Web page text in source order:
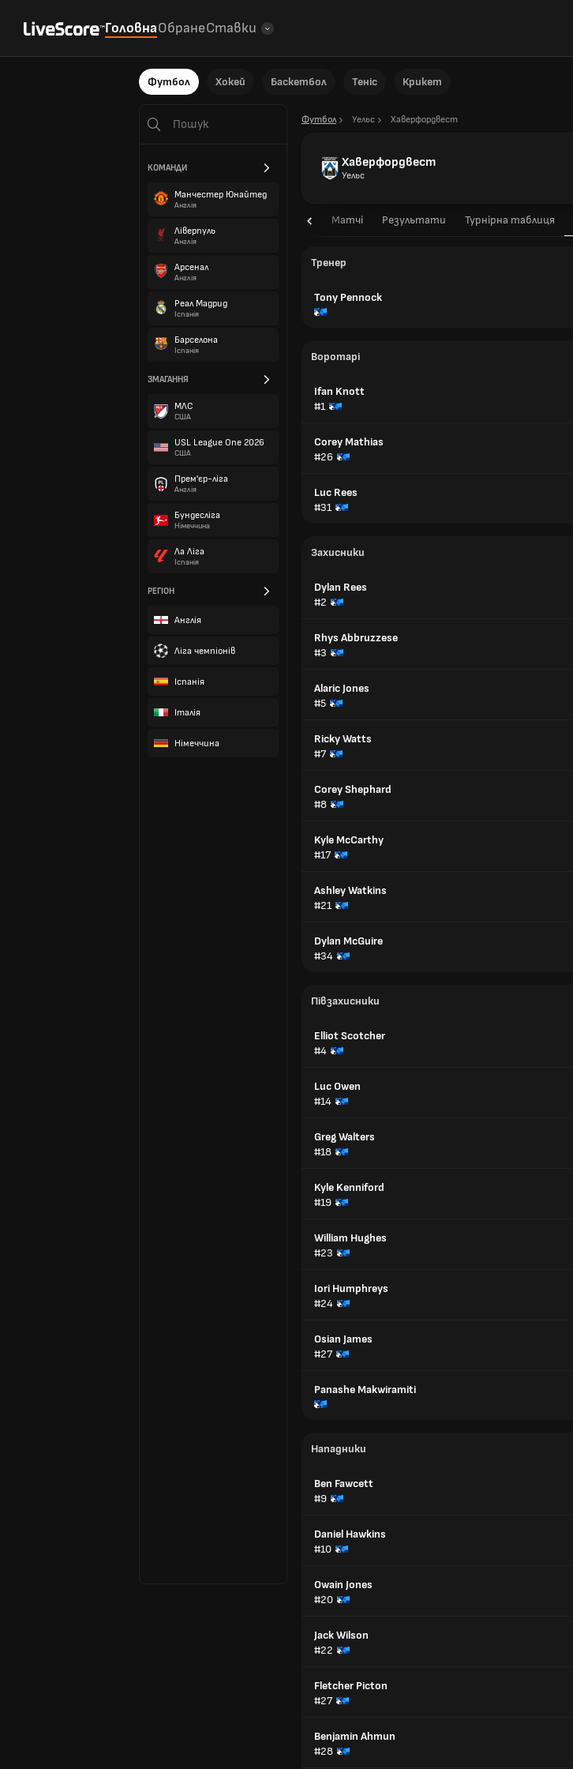
ГоловнаОбранеСтавки
Футбол Хокей Баскетбол Теніс Крикет
КОМАНДИ
Манчестер Юнайтед
Англія
Ліверпуль
Англія
Арсенал
Англія
Реал Мадрид
Іспанія
Барселона
Іспанія
ЗМАГАННЯ
МЛС
США
USL League One 2026
США
Прем'єр-ліга
Англія
Бундесліга
Німеччина
Ла Ліга
Іспанія
РЕГІОН
Англія
Ліга чемпіонів
Іспанія
Італія
Німеччина
Футбол Уельс Хаверфордвест
Хаверфордвест
Уельс
Огляд Матчі Результати Турнірна таблиця
Тренер
Tony Pennock
Воротарі
Ifan Knott
#1
Corey Mathias
#26
Luc Rees
#31
Захисники
Dylan Rees
#2
Rhys Abbruzzese
#3
Alaric Jones
#5
Ricky Watts
#7
Corey Shephard
#8
Kyle McCarthy
#17
Ashley Watkins
#21
Dylan McGuire
#34
Півзахисники
Elliot Scotcher
#4
Luc Owen
#14
Greg Walters
#18
Kyle Kenniford
#19
William Hughes
#23
Iori Humphreys
#24
Osian James
#27
Panashe Makwiramiti
Нападники
Ben Fawcett
#9
Daniel Hawkins
#10
Owain Jones
#20
Jack Wilson
#22
Fletcher Picton
#27
Benjamin Ahmun
#28